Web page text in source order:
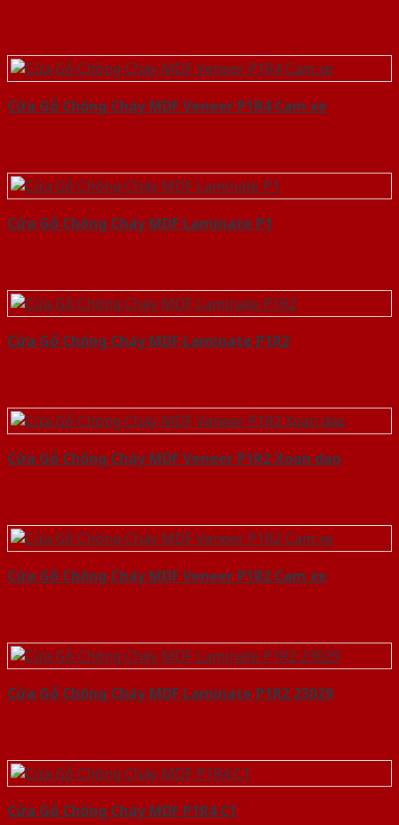
Cửa Gỗ Chống Cháy MDF Veneer P1R4 Cam xe
Cửa Gỗ Chống Cháy MDF Laminate P1
Cửa Gỗ Chống Cháy MDF Laminate P1R2
Cửa Gỗ Chống Cháy MDF Veneer P1R2 Xoan dao
Cửa Gỗ Chống Cháy MDF Veneer P1R2 Cam xe
Cửa Gỗ Chống Cháy MDF Laminate P1R2 23029
Cửa Gỗ Chống Cháy MDF P1R4 C1